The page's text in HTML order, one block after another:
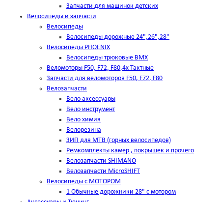
Запчасти для машинок детских
Велосипеды и запчасти
Велосипеды
Велосипеды дорожные 24",26",28"
Велосипеды PHOENIX
Велосипеды трюковые BMX
Веломоторы F50, F72, F80,4х Тактные
Запчасти для веломоторов F50, F72, F80
Велозапчасти
Вело аксессуары
Вело инструмент
Вело химия
Велорезина
ЗИП для MTB (горных велосипедов)
Ремкомплекты камер , покрышек и прочего
Велозапчасти SHIMANO
Велозапчасти MicroSHIFT
Велосипеды с МОТОРОМ
1 Обычные дорожники 28" с мотором